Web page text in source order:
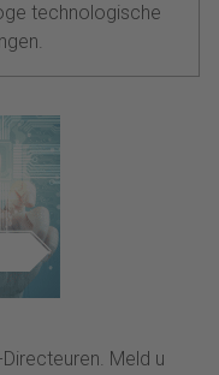
technologische
Meld u